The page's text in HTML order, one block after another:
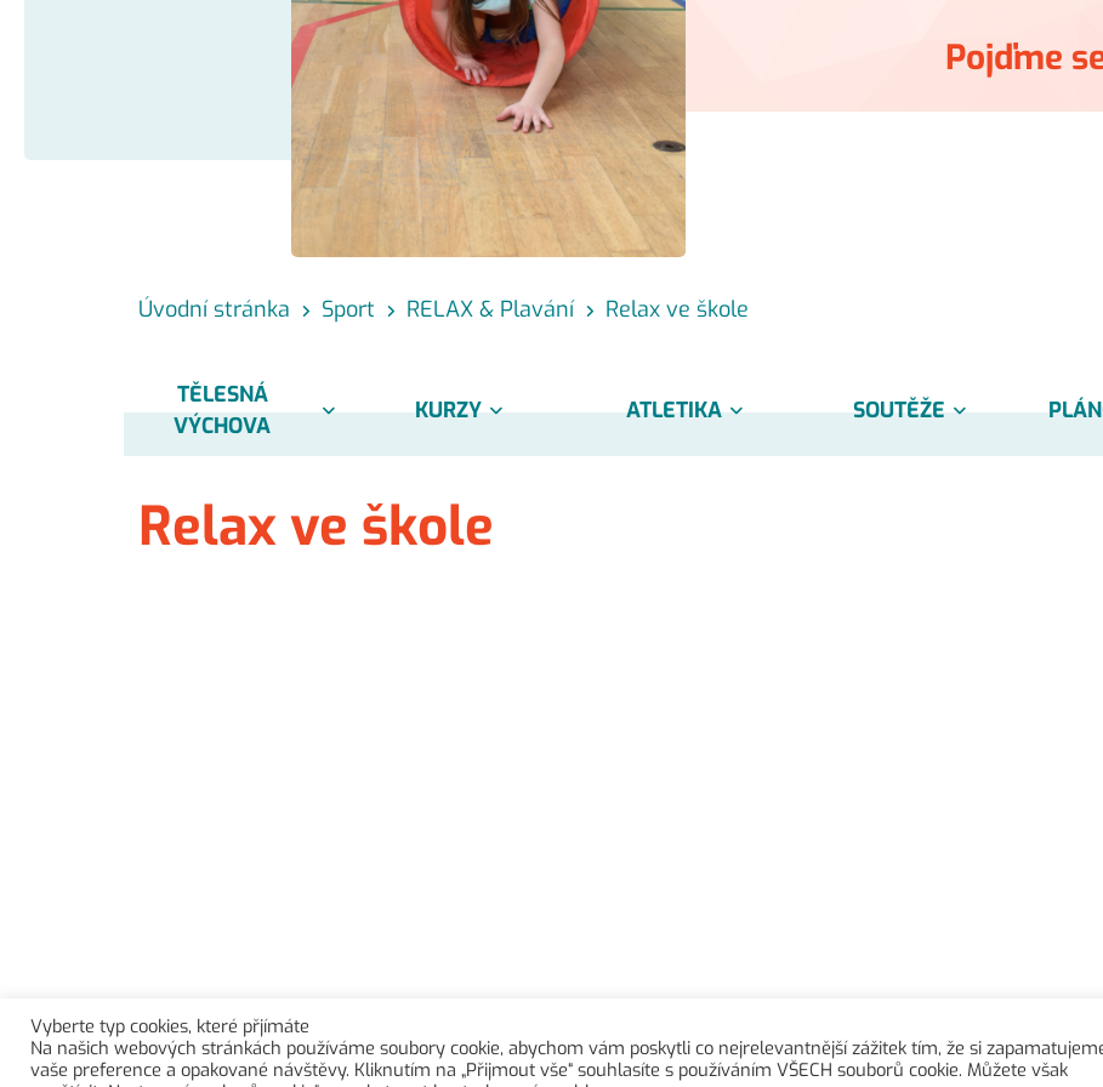
Pojďme
Úvodní stránka Sport RELAX & Plavání Relax ve škole
TĚLESNÁ
VÝCHOVA
KURZY ATLETIKA SOUTĚŽE
Relax ve škole
Vyberte typ cookies, které přjímáte
Na našich webových stránkách používáme soubory cookie, abychom vám poskytli co nejrelevantnější zážitek tím, že si
vaše preference a opakované návštěvy. Kliknutím na „Přijmout vše“ souhlasíte s používáním VŠECH souborů cookie. Můžete však
Copyright © 2026 Základní škola Ústí nad Orlicí, Bratří Čapků 1332